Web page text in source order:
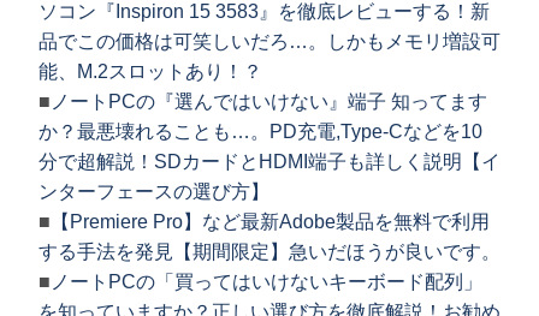
ソコン『Inspiron 15 3583』を徹底レビューする！新
品でこの価格は可笑しいだろ…。しかもメモリ増設可
能、M.2スロットあり！？
■ ノートPCの『選んではいけない』端子 知ってます
か？最悪壊れることも…。PD充電,Type-Cなどを10
分で超解説！SDカードとHDMI端子も詳しく説明【イ
ンターフェースの選び方】
■ 【Premiere Pro】など最新Adobe製品を無料で利用
する手法を発見【期間限定】急いだほうが良いです。
■ ノートPCの「買ってはいけないキーボード配列」